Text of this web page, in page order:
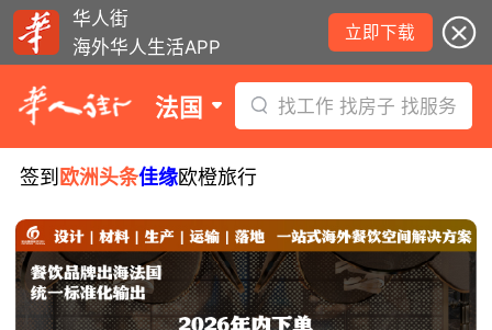
华人街
海外华人生活APP
立即下载
法国 找工作 找房子 找服务
签到 欧洲头条佳缘欧橙旅行